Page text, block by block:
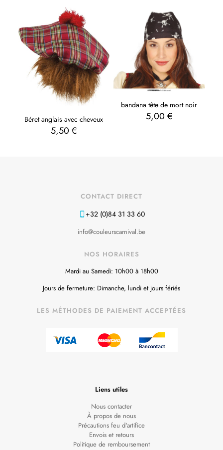
Béret anglais avec cheveux
5,50€
bandana tête de mort noir
5,00 €
CONTACT DIRECT
+32 (0)84 31 33 60
info@couleurscarnival.be
NOS HORAIRES
Mardi au Samedi: 10h00 à 18h00
Jours de fermeture: Dimanche, lundi et jours fériés
LES MÉTHODES DE PAIEMENT ACCEPTÉES
Liens utiles
Nous contacter
À propos de nous
Précautions feu d'artifice
Envois et retours
Politique de remboursement